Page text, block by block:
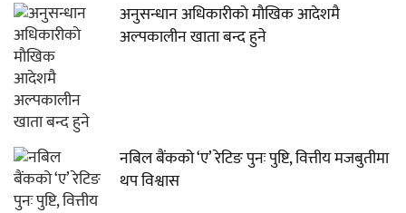
अनुसन्धान अधिकारीकाे माैखिक आदेशमै
अल्पकालीन खाता बन्द हुने
नबिल बैंकको ‘ए’ रेटिङ पुनः पुष्टि, वित्तीय मजबुतीमा
थप विश्वास